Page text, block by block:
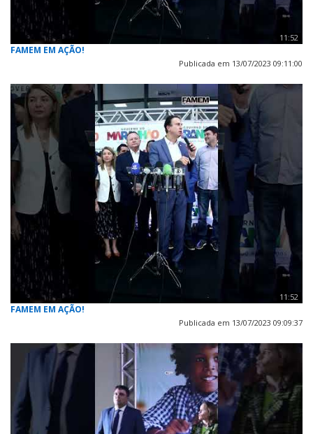
11:52
FAMEM EM AÇÃO!
Publicada em 13/07/2023 09:11:00
11:52
FAMEM EM AÇÃO!
Publicada em 13/07/2023 09:09:37